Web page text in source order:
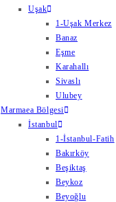
Uşak
1-Uşak Merkez
Banaz
Eşme
Karahallı
Sivaslı
Ulubey
Marmaea Bölgesi
İstanbul
1-İstanbul-Fatih
Bakırköy
Beşiktaş
Beykoz
Beyoğlu